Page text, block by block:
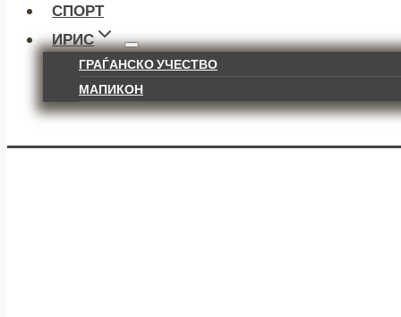
СПОРТ
ИРИС
ГРАЃАНСКО УЧЕСТВО
МАПИКОН